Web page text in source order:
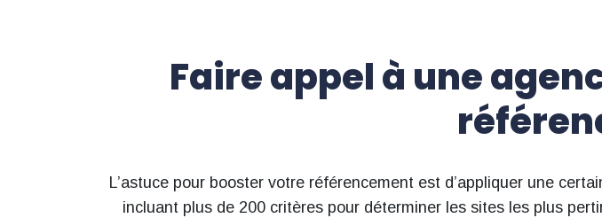
Faire appel à une
L’astuce pour booster votre référencement est d’appliquer une
incluant plus de 200 critères pour déterminer les sites les plus